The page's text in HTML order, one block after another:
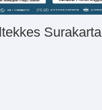
Surakarta